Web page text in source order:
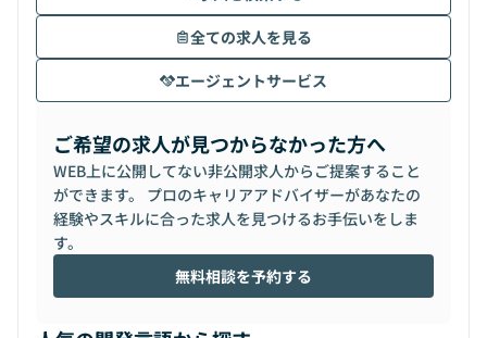
全ての求人を見る
エージェントサービス
ご希望の求人が見つからなかった方へ
WEB上に公開してない非公開求人からご提案すること
ができます。 プロのキャリアアドバイザーがあなたの
経験やスキルに合った求人を見つけるお手伝いをしま
す。
無料相談を予約する